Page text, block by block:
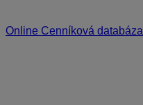
Online Cenníková databáza